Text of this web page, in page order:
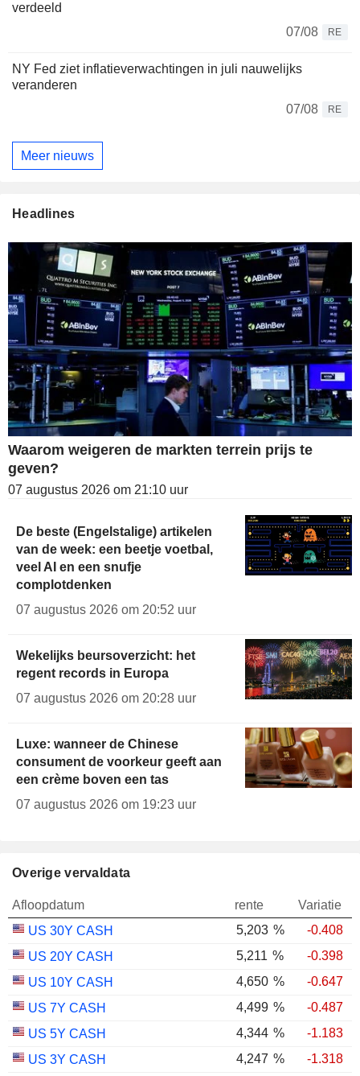
verdeeld
07/08
RE
NY Fed ziet inflatieverwachtingen in juli nauwelijks
veranderen
07/08
RE
Meer nieuws
Headlines
Waarom weigeren de markten terrein prijs te
geven?
07 augustus 2026 om 21:10 uur
De beste (Engelstalige) artikelen
van de week: een beetje voetbal,
veel AI en een snufje
complotdenken
07 augustus 2026 om 20:52 uur
Wekelijks beursoverzicht: het
regent records in Europa
07 augustus 2026 om 20:28 uur
Luxe: wanneer de Chinese
consument de voorkeur geeft aan
een crème boven een tas
07 augustus 2026 om 19:23 uur
Overige vervaldata
Afloopdatum rente
Variatie
US 30Y CASH
5,203 %
-0.408
US 20Y CASH
5,211 %
-0.398
US 10Y CASH
4,650 %
-0.647
US 7Y CASH
4,499 %
-0.487
US 5Y CASH
4,344 %
-1.183
US 3Y CASH
4,247 %
-1.318